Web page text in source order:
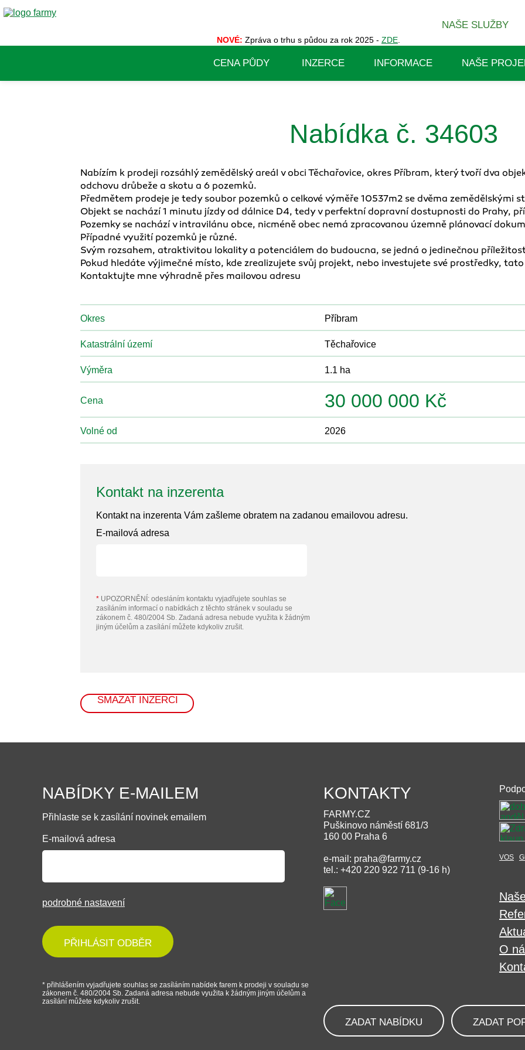
NAŠE SLUŽBY
NOVÉ: Zpráva o trhu s půdou za rok 2025 - ZDE
CENA PŮDY INZERCE INFORMACE NAŠE
Nabídka č. 34603
Nabízím k prodeji rozsáhlý zemědělský areál v obci Těchařovice, okres Příbram, který tvoří dva
odchovu drůbeže a skotu a 6 pozemků.
Předmětem prodeje je tedy soubor pozemků o celkové výměře 10537m2 se dvěma zemědělskými
Objekt se nachází 1 minutu jízdy od dálnice D4, tedy v perfektní dopravní dostupnosti do Prahy,
Pozemky se nachází v intravilánu obce, nicméně obec nemá zpracovanou územně plánovací
Případné využití pozemků je různé.
Svým rozsahem, atraktivitou lokality a potenciálem do budoucna, se jedná o jedinečnou
Pokud hledáte výjimečné místo, kde zrealizujete svůj projekt, nebo investujete své prostředky,
Kontaktujte mne výhradně přes mailovou adresu
Okres Příbram
Katastrální území Těchařovice
Výměra 1.1 ha
Cena 30 000 000 Kč
Volné od 2026
Kontakt na inzerenta
Kontakt na inzerenta Vám zašleme obratem na zadanou emailovou adresu.
E-mailová adresa
* UPOZORNĚNÍ: odesláním kontaktu vyjadřujete souhlas se
zasíláním informací o nabídkách z těchto stránek v souladu se
zákonem č. 480/2004 Sb. Zadaná adresa nebude využita k žádným
jiným účelům a zasílání můžete kdykoliv zrušit.
SMAZAT INZERCI
NABÍDKY E-MAILEM
Přihlaste se k zasílání novinek emailem
E-mailová adresa
podrobné nastavení
PŘIHLÁSIT ODBĚR
* přihlášením vyjadřujete souhlas se zasíláním nabídek farem k prodeji v souladu se
zákonem č. 480/2004 Sb. Zadaná adresa nebude využita k žádným jiným účelům a
zasílání můžete kdykoliv zrušit.
KONTAKTY
FARMY.CZ
Puškinovo náměstí 681/3
160 00 Praha 6
e-mail: praha@farmy.cz
tel.: +420 220 922 711 (9-16 h)
VOS
O
ZADAT NABÍDKU ZADAT